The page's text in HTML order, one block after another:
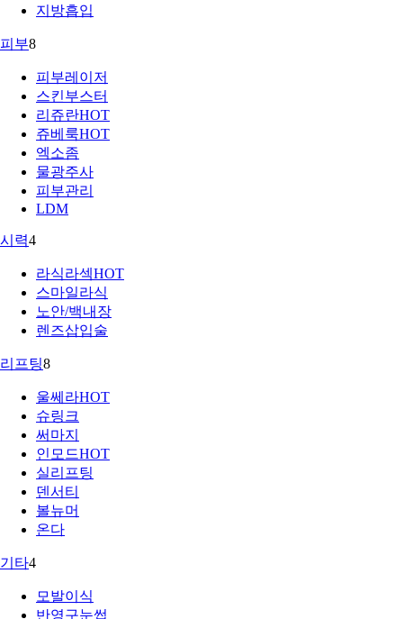
지방흡입
피부8
피부레이저
스킨부스터
리쥬란HOT
쥬베룩HOT
엑소좀
물광주사
피부관리
LDM
시력4
라식라섹HOT
스마일라식
노안/백내장
렌즈삽입술
리프팅8
울쎄라HOT
슈링크
써마지
인모드HOT
실리프팅
덴서티
볼뉴머
온다
기타4
모발이식
반영구눈썹